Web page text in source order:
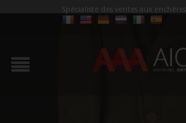
Spécialiste des ventes aux